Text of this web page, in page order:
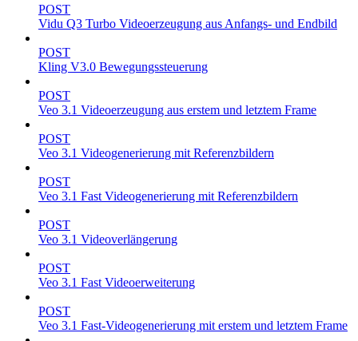
POST
Vidu Q3 Turbo Videoerzeugung aus Anfangs- und Endbild
POST
Kling V3.0 Bewegungssteuerung
POST
Veo 3.1 Videoerzeugung aus erstem und letztem Frame
POST
Veo 3.1 Videogenerierung mit Referenzbildern
POST
Veo 3.1 Fast Videogenerierung mit Referenzbildern
POST
Veo 3.1 Videoverlängerung
POST
Veo 3.1 Fast Videoerweiterung
POST
Veo 3.1 Fast-Videogenerierung mit erstem und letztem Frame